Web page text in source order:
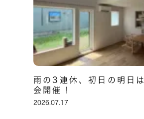
雨の3連休、初日の明日
会開催！
2026.07.17